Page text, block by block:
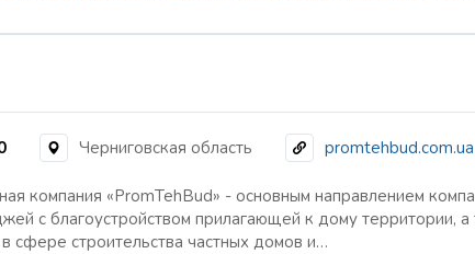
Черниговская область promtehbud.com.ua
компания «PromTehBud» - основным направлением
с благоустройством прилагающей к дому территории,
сфере строительства частных домов и…